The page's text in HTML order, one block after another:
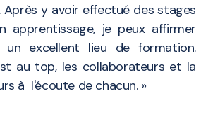
Après y avoir effectué des stages
apprentissage, je peux affirmer
un excellent lieu de formation.
au top, les collaborateurs et la
à l'écoute de chacun. »